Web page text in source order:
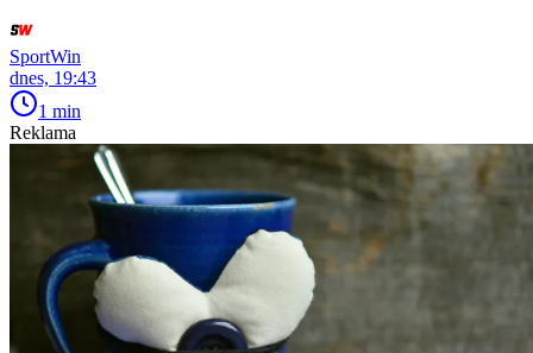
SportWin
dnes, 19:43
1 min
Reklama